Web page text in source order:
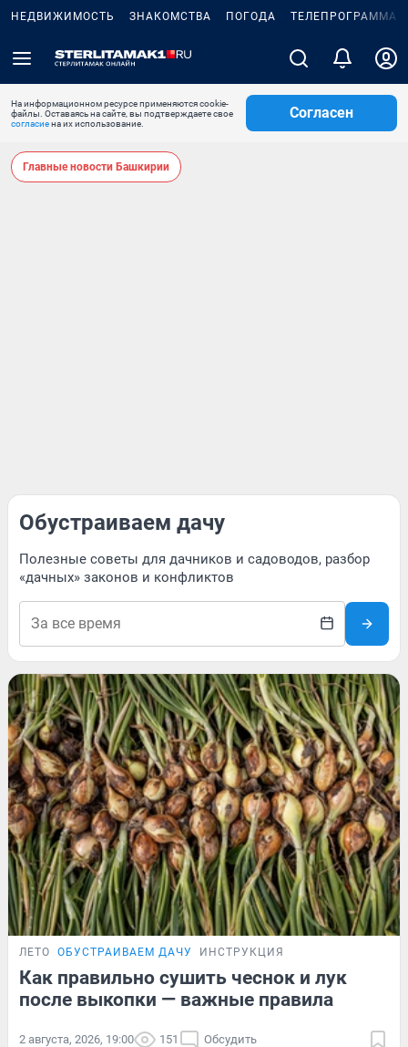
НЕДВИЖИМОСТЬ ЗНАКОМСТВА ПОГОДА ТЕЛЕПРОГРАММА
На информационном ресурсе применяются cookie-
файлы. Оставаясь на сайте, вы подтверждаете свое
согласиена их использование.
Согласен
Главные новости Башкирии
Обустраиваем дачу
Полезные советы для дачников и садоводов, разбор
«дачных» законов и конфликтов
ЛЕТО ОБУСТРАИВАЕМ ДАЧУ ИНСТРУКЦИЯ
Как правильно сушить чеснок и лук
после выкопки — важные правила
2 августа, 2026, 19:00 151 Обсудить